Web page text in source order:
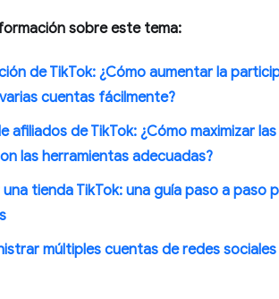
sobre este tema:
de TikTok: ¿Cómo aumentar la
cuentas fácilmente?
afiliados de TikTok: ¿Cómo maximizar las
las herramientas adecuadas?
tienda TikTok: una guía paso a paso
múltiples cuentas de redes sociales